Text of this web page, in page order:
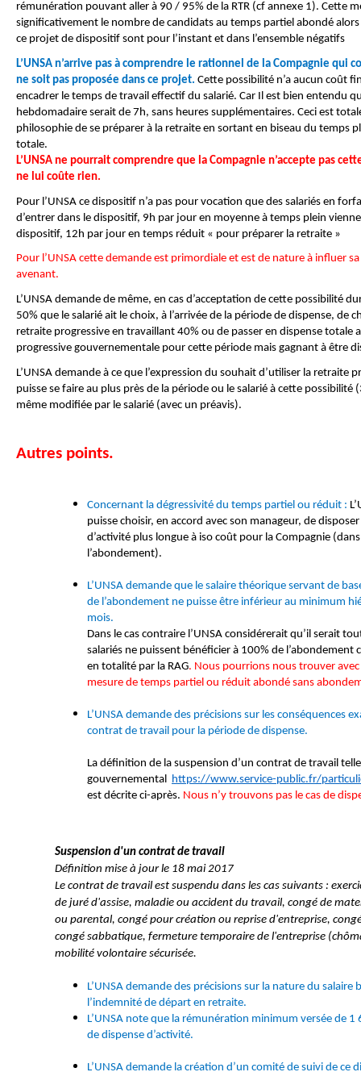
rémunération pouvant aller à 90 / 95% de la RTR (cf annexe 1). Cette
significativement le nombre de candidats au temps partiel abondé alors
ce projet de dispositif sont pour l’instant et dans l’ensemble négatifs
L’UNSA n’arrive pas à comprendre le rationnel de la Compagnie qui
ne soit pas proposée dans ce projet. Cette possibilité n’a aucun coût
encadrer le temps de travail effectif du salarié. Car Il est bien entendu
hebdomadaire serait de 7h, sans heures supplémentaires. Ceci est
philosophie de se préparer à la retraite en sortant en biseau du temps
totale.
L’UNSA ne pourrait comprendre que la Compagnie n’accepte pas
ne lui coûte rien.
Pour l’UNSA ce dispositif n’a pas pour vocation que des salariés en
d’entrer dans le dispositif, 9h par jour en moyenne à temps plein
dispositif, 12h par jour en temps réduit « pour préparer la retraite »
Pour l’UNSA cette demande est primordiale et est de nature à influer
avenant.
L’UNSA demande de même, en cas d’acceptation de cette possibilité
50% que le salarié ait le choix, à l’arrivée de la période de dispense, de
retraite progressive en travaillant 40% ou de passer en dispense totale
progressive gouvernementale pour cette période mais gagnant à être
L’UNSA demande à ce que l’expression du souhait d’utiliser la retraite
puisse se faire au plus près de la période ou le salarié à cette possibilité
même modifiée par le salarié (avec un préavis).
Autres points.
Concernant la dégressivité du temps partiel ou réduit :
puisse choisir, en accord avec son manageur, de
d’activité plus longue à iso coût pour la Compagnie
l’abondement).
L’UNSA demande que le salaire théorique servant de
de l’abondement ne puisse être inférieur au minimum
mois.
Dans le cas contraire l’UNSA considérerait qu’il serait
salariés ne puissent bénéficier à 100% de
en totalité par la RAG. Nous pourrions nous trouver
mesure de temps partiel ou réduit abondé sans
L’UNSA demande des précisions sur les conséquences
contrat de travail pour la période de dispense.
La définition de la suspension d’un contrat de travail
gouvernemental https://www.service-public.fr/
est décrite ci-après. Nous n’y trouvons pas le cas de
Suspension d'un contrat de travail
Définition mise à jour le 18 mai 2017
Le contrat de travail est suspendu dans les cas suivants :
de juré d'assise, maladie ou accident du travail, congé de
ou parental, congé pour création ou reprise d'entreprise,
congé sabbatique, fermeture temporaire de l'entreprise
mobilité volontaire sécurisée.
L’UNSA demande des précisions sur la nature du salaire
l’indemnité de départ en retraite.
L’UNSA note que la rémunération minimum versée de
de dispense d’activité.
L’UNSA demande la création d’un comité de suivi de ce